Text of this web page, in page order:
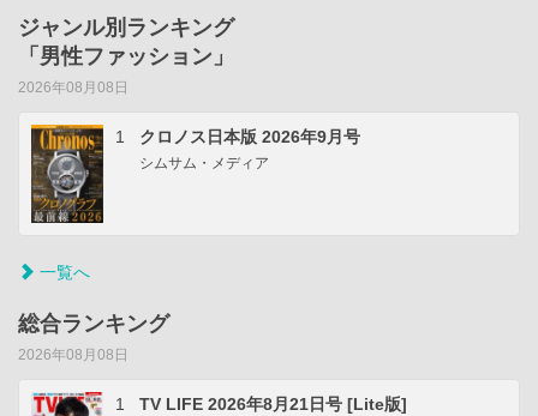
ジャンル別ランキング
「男性ファッション」
2026年08月08日
1 クロノス日本版 2026年9月号
シムサム・メディア
一覧へ
総合ランキング
2026年08月08日
1 TV LIFE 2026年8月21日号 [Lite版]